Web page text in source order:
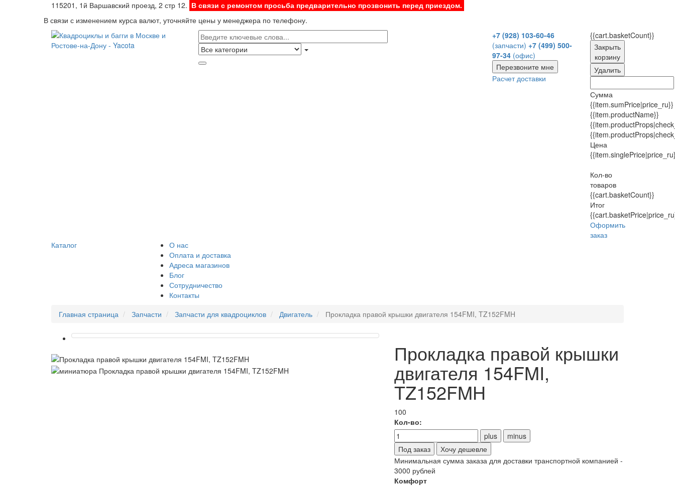
115201, 1й Варшавский проезд, 2 стр 12. В связи с ремонтом просьба предварительно прозвонить перед приездом.
В связи с изменением курса валют, уточняйте цены у менеджера по телефону.
+7 (928) 103-60-46
(запчасти) +7 (499) 500-
97-34 (офис)
Перезвоните мне
Расчет доставки
{{cart.basketCount}}
Закрыть
корзину
Удалить
Сумма
{{item.sumPrice|price_ru}}
{{item.productName}}
Цена
Кол-во
товаров
{{cart.basketCount}}
Итог
Оформить
заказ
Каталог
О нас
Оплата и доставка
Адреса магазинов
Блог
Сотрудничество
Контакты
Главная страница
Запчасти Запчасти для квадроциклов Двигатель Прокладка правой крышки двигателя 154FMI, TZ152FMH
Прокладка правой крышки
двигателя 154FMI,
TZ152FMH
100
Кол-во:
Хочу дешевле
Минимальная сумма заказа для доставки транспортной компанией -
3000 рублей
Комфорт